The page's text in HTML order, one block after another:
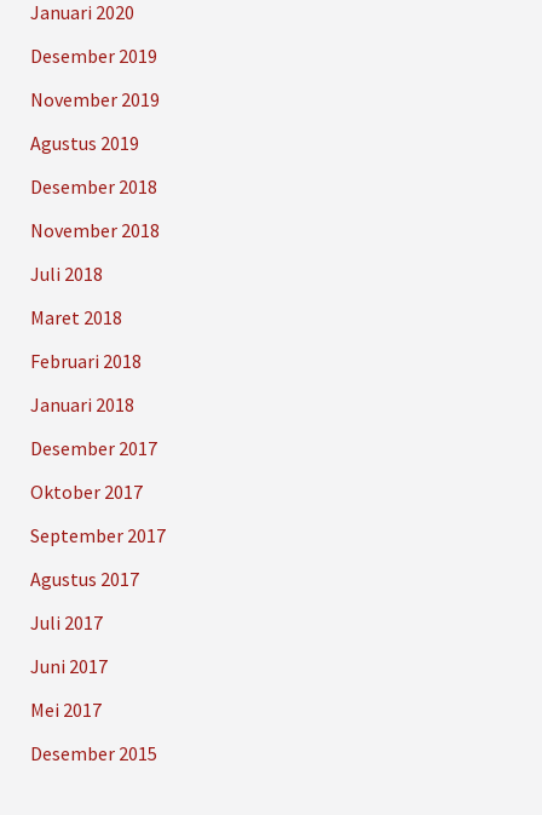
Januari 2020
Desember 2019
November 2019
Agustus 2019
Desember 2018
November 2018
Juli 2018
Maret 2018
Februari 2018
Januari 2018
Desember 2017
Oktober 2017
September 2017
Agustus 2017
Juli 2017
Juni 2017
Mei 2017
Desember 2015